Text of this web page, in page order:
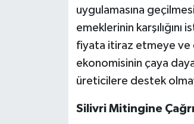
uygulamasına
emeklerinin
fiyata itiraz etmeye ve
ekonomisinin çaya
üreticilere destek
Silivri Mitingine Çağrı